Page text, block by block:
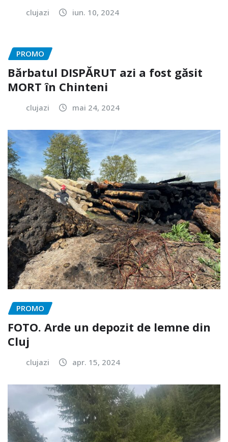
clujazi iun. 10, 2024
PROMO
Bărbatul DISPĂRUT azi a fost găsit
MORT în Chinteni
clujazi mai 24, 2024
PROMO
FOTO. Arde un depozit de lemne din
Cluj
clujazi apr. 15, 2024